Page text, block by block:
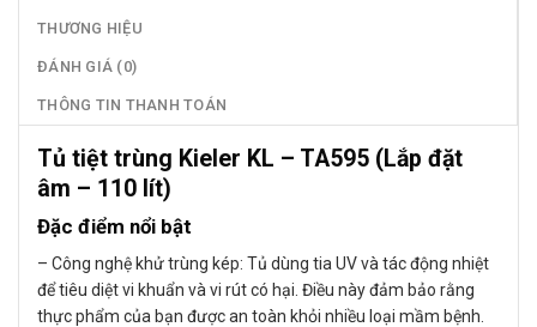
THƯƠNG HIỆU
ĐÁNH GIÁ (0)
THÔNG TIN THANH TOÁN
Tủ tiệt trùng Kieler KL – TA595 (Lắp đặt
âm – 110 lít)
Đặc điểm nổi bật
– Công nghệ khử trùng kép: Tủ dùng tia UV và tác động nhiệt
để tiêu diệt vi khuẩn và vi rút có hại. Điều này đảm bảo rằng
thực phẩm của bạn được an toàn khỏi nhiều loại mầm bệnh.